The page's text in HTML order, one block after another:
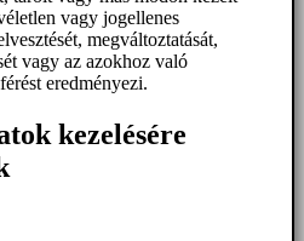
vagy jogellenes
megváltoztatását,
vagy az azokhoz való
eredményezi.
kezelésére